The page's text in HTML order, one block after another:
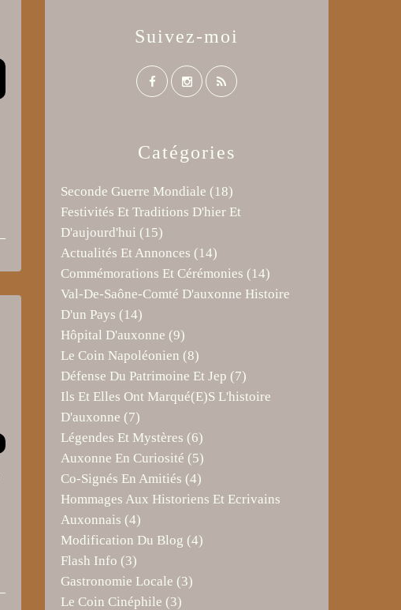
Catégories
Seconde Guerre Mondiale (18)
Festivités Et Traditions D'hier Et
D'aujourd'hui (15)
Actualités Et Annonces (14)
Commémorations Et Cérémonies (14)
Val-De-Saône-Comté D'auxonne Histoire
D'un Pays (14)
Hôpital D'auxonne (9)
Le Coin Napoléonien (8)
Défense Du Patrimoine Et Jep (7)
Ils Et Elles Ont Marqué(e)s L'histoire
D'auxonne (7)
Légendes Et Mystères (6)
Auxonne En Curiosité (5)
Co-Signés En Amitiés (4)
Hommages Aux Historiens Et Ecrivains
Auxonnais (4)
Modification Du Blog (4)
Flash Info (3)
Gastronomie Locale (3)
Le Coin Cinéphile (3)
Suivez-moi